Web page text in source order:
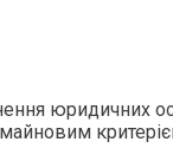
юридичних